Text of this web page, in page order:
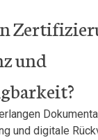
und
und digitale